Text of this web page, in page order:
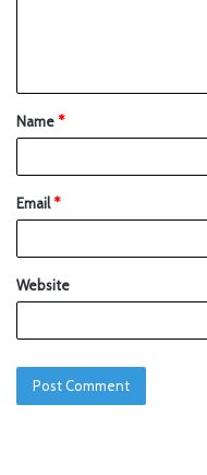
Name*
Email*
Website